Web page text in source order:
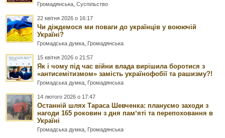
Громадянська ,Суспільство
22 квітня 2026 о 16:17
Чи діждемося ми поваги до українців у воюючій
Україні?
Громадська думка Громадянська
15 квітня 2026 о 21:57
Як і чому під час війни влада вирішила боротися з
«антисемітизмом» замість українофобії та рашизму?!
Громадська думка Громадянська
14 лютого 2026 о 17:47
Останній шлях Тараса Шевченка: плануємо заходи з
нагоди 165 роковин з дня памʼяті та перепоховання в
Україні
Громадська думка Громадянська